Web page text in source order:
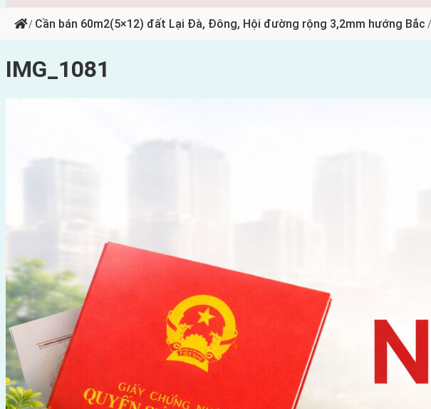
/ Cần bán 60m2(5×12) đất Lại Đà, Đông, Hội đường rộng 3,2mm hướng Bắc /
IMG_1081